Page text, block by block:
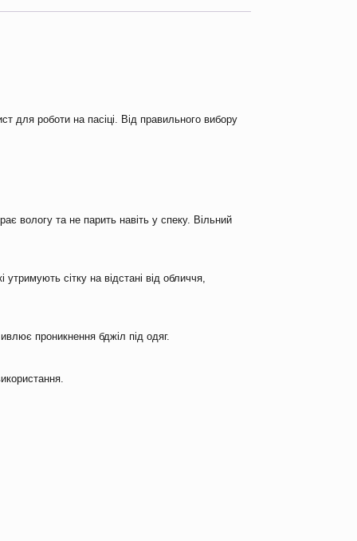
для роботи на пасіці. Від правильного вибору
вологу та не парить навіть у спеку. Вільний
утримують сітку на відстані від обличчя,
проникнення бджіл під одяг.